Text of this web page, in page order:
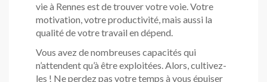
vie à Rennes est de trouver votre voie. Votre
motivation, votre productivité, mais aussi la
qualité de votre travail en dépend.
Vous avez de nombreuses capacités qui
n’attendent qu’à être exploitées. Alors, cultivez-
les ! Ne perdez pas votre temps à vous épuiser